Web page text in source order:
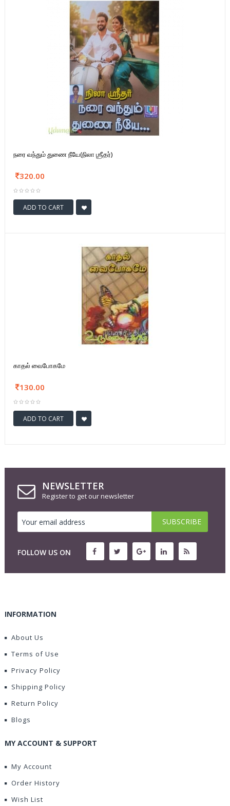
நரை வந்தும் துணை நீயே(நிலா ஶ்ரீதர்)
320.00
ADD TO CART
காதல் வைபோகமே
130.00
ADD TO CART
NEWSLETTER
Register to get our newsletter
FOLLOW US ON
INFORMATION
About Us
Terms of Use
Privacy Policy
Shipping Policy
Return Policy
Blogs
MY ACCOUNT & SUPPORT
My Account
Order History
Wish List